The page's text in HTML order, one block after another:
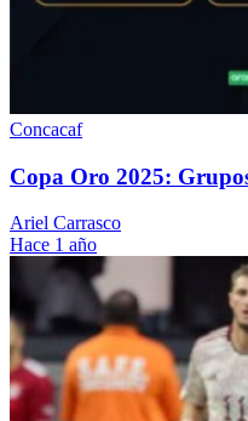
Concacaf
Copa Oro 2025:
Ariel Carrasco
Hace 1 año